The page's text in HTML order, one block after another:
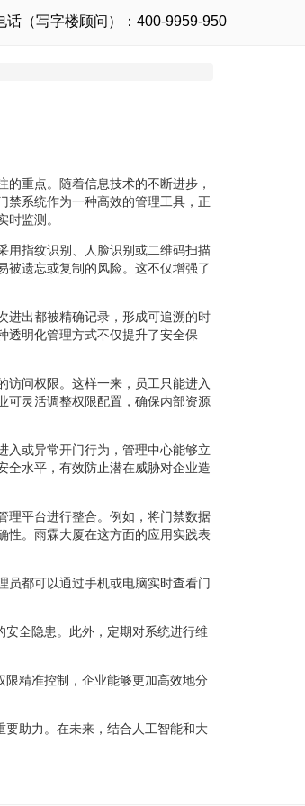
话（写字楼顾问）：400-9959-950
重点。随着信息技术的不断进步，
禁系统作为一种高效的管理工具，正
监测。
用指纹识别、人脸识别或二维码扫描
被遗忘或复制的风险。这不仅增强了
进出都被精确记录，形成可追溯的时
透明化管理方式不仅提升了安全保
访问权限。这样一来，员工只能进入
可灵活调整权限配置，确保内部资源
入或异常开门行为，管理中心能够立
全水平，有效防止潜在威胁对企业造
理平台进行整合。例如，将门禁数据
性。雨霖大厦在这方面的应用实践表
员都可以通过手机或电脑实时查看门
全隐患。此外，定期对系统进行维
精准控制，企业能够更加高效地分
助力。在未来，结合人工智能和大